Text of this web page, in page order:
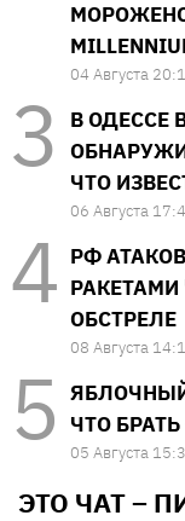
04 Августа
В ОДЕССЕ
ЧТО
06 Августа
РФ
ОБСТРЕЛЕ
08 Августа
ЧТО
05 Августа
ЭТО ЧАТ –